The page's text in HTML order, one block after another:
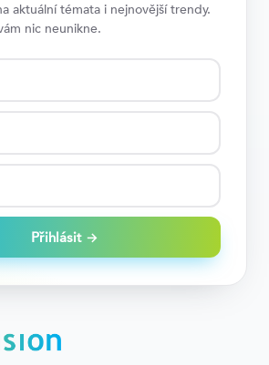
aktuální témata i nejnovější trendy.
nic neunikne.
Přihlásit →